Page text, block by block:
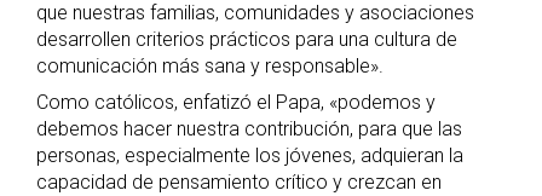
que nuestras familias, comunidades y asociaciones
desarrollen criterios prácticos para una cultura de
comunicación más sana y responsable».
Como católicos, enfatizó el Papa, «podemos y
debemos hacer nuestra contribución, para que las
personas, especialmente los jóvenes, adquieran la
capacidad de pensamiento crítico y crezcan en